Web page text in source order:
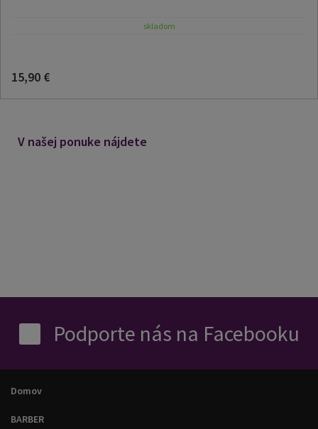
skladom
15,90 €
V našej ponuke nájdete
Podporte nás na Facebooku
Domov
BARBER